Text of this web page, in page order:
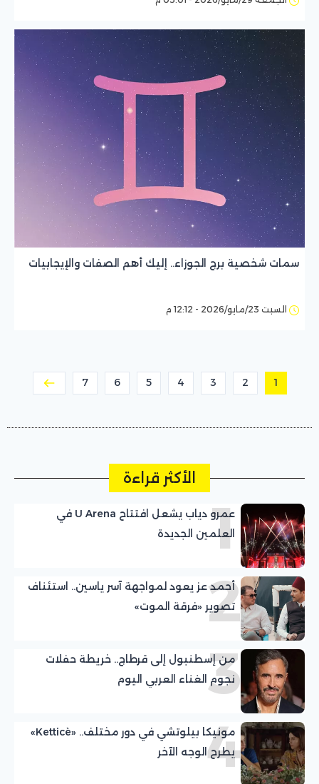
سمات شخصية برج الجوزاء.. إليك أهم الصفات والإيجابيات
السبت 23/مايو/2026 - 12:12 م
1
2
3
4
5
6
7
الأكثر قراءة
1
عمرو دياب يشعل افتتاح U Arena في
العلمين الجديدة
2
أحمد عز يعود لمواجهة آسر ياسين.. استئناف
تصوير «فرقة الموت»
3
من إسطنبول إلى قرطاج.. خريطة حفلات
نجوم الغناء العربي اليوم
4
مونيكا بيلوتشي في دور مختلف.. «Ketticè»
يطرح الوجه الآخر